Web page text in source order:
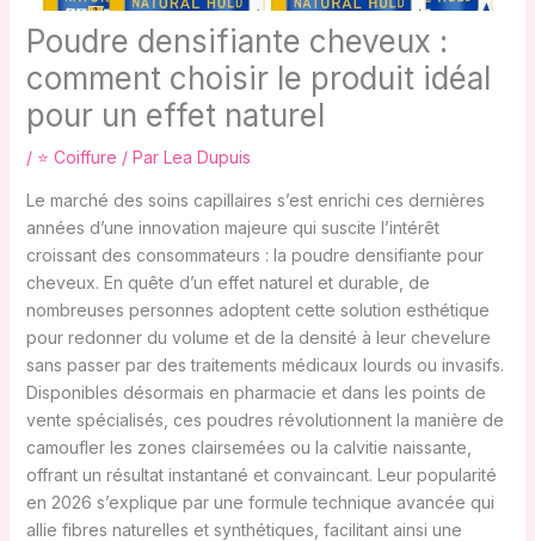
Poudre densifiante cheveux :
comment choisir le produit idéal
pour un effet naturel
/ ⭐ Coiffure / Par Lea Dupuis
Le marché des soins capillaires s’est enrichi ces dernières
années d’une innovation majeure qui suscite l’intérêt
croissant des consommateurs : la poudre densifiante pour
cheveux. En quête d’un effet naturel et durable, de
nombreuses personnes adoptent cette solution esthétique
pour redonner du volume et de la densité à leur chevelure
sans passer par des traitements médicaux lourds ou invasifs.
Disponibles désormais en pharmacie et dans les points de
vente spécialisés, ces poudres révolutionnent la manière de
camoufler les zones clairsemées ou la calvitie naissante,
offrant un résultat instantané et convaincant. Leur popularité
en 2026 s’explique par une formule technique avancée qui
allie fibres naturelles et synthétiques, facilitant ainsi une